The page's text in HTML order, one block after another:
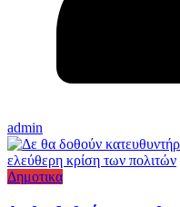
admin
Δημοτικα